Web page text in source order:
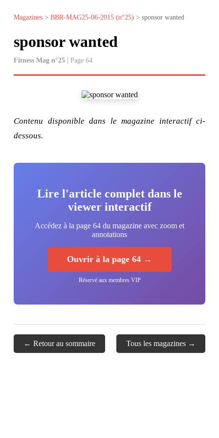
Magazines > BBR-MAG25-06-2015 (n°25) > sponsor wanted
sponsor wanted
Fitness Mag n°25 | Page 64
Contenu disponible dans le magazine interactif ci-
dessous.
Lire l'article complet dans le
viewer interactif
Accédez à la page 64 du magazine avec zoom et
annotations
Ouvrir à la page 64 →
Réservé aux membres VIP
← Retour au sommaire Tous les magazines →